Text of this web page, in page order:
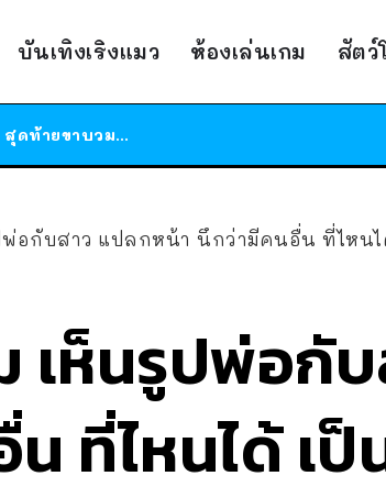
บันเทิงเริงแมว ห้องเล่นเกม สัตว์
ร้านอาหารในนิวยอร์กประกาศปิดตัวลง หลังอยู่มานานกว่า 45 ปี ติดป้ายขอบคุณลูกค้าทุกคน แถมสูตรทำไวท์ซอสให้แบบจัดเต็ม
ได้เวลาเด็กหนวดรวมตัว RF Online Next เปิดให้เล่นแล้ว เกม Sci-Fi MMORPG ระดับตำนาน เล่นได้ทั้งมือถือและ PC
พ่อกับสาว แปลกหน้า นึกว่ามีคนอื่น ที่ไหน
เห็นรูปพ่อกั
ที่ไหนได้ เ